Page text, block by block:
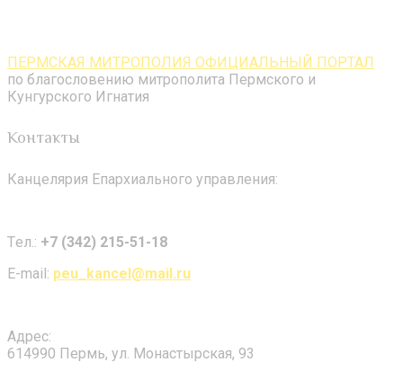
ПЕРМСКАЯ МИТРОПОЛИЯ ОФИЦИАЛЬНЫЙ ПОРТАЛ
по благословению митрополита Пермского и
Кунгурского Игнатия
Контакты
Канцелярия Епархиального управления:
Tел.: +7 (342) 215-51-18
E-mail: peu_kancel@mail.ru
Адрес:
614990 Пермь, ул. Монастырская, 93